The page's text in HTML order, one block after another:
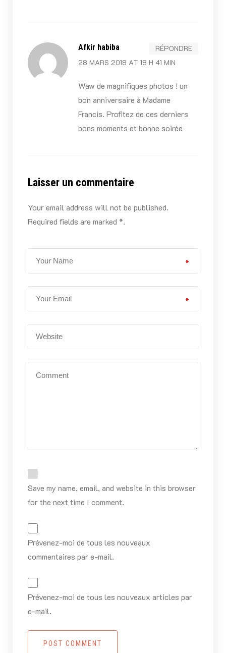
Afkir habiba
28 MARS 2018 AT 18 H 41 MIN
RÉPONDRE
Waw de magnifiques photos ! un
bon anniversaire à Madame
Francis. Profitez de ces derniers
bons moments et bonne soirée
Laisser un commentaire
Your email address will not be published.
Required fields are marked *.
*
*
Save my name, email, and website in this browser
for the next time I comment.
Prévenez-moi de tous les nouveaux
commentaires par e-mail.
Prévenez-moi de tous les nouveaux articles par
e-mail.
POST COMMENT